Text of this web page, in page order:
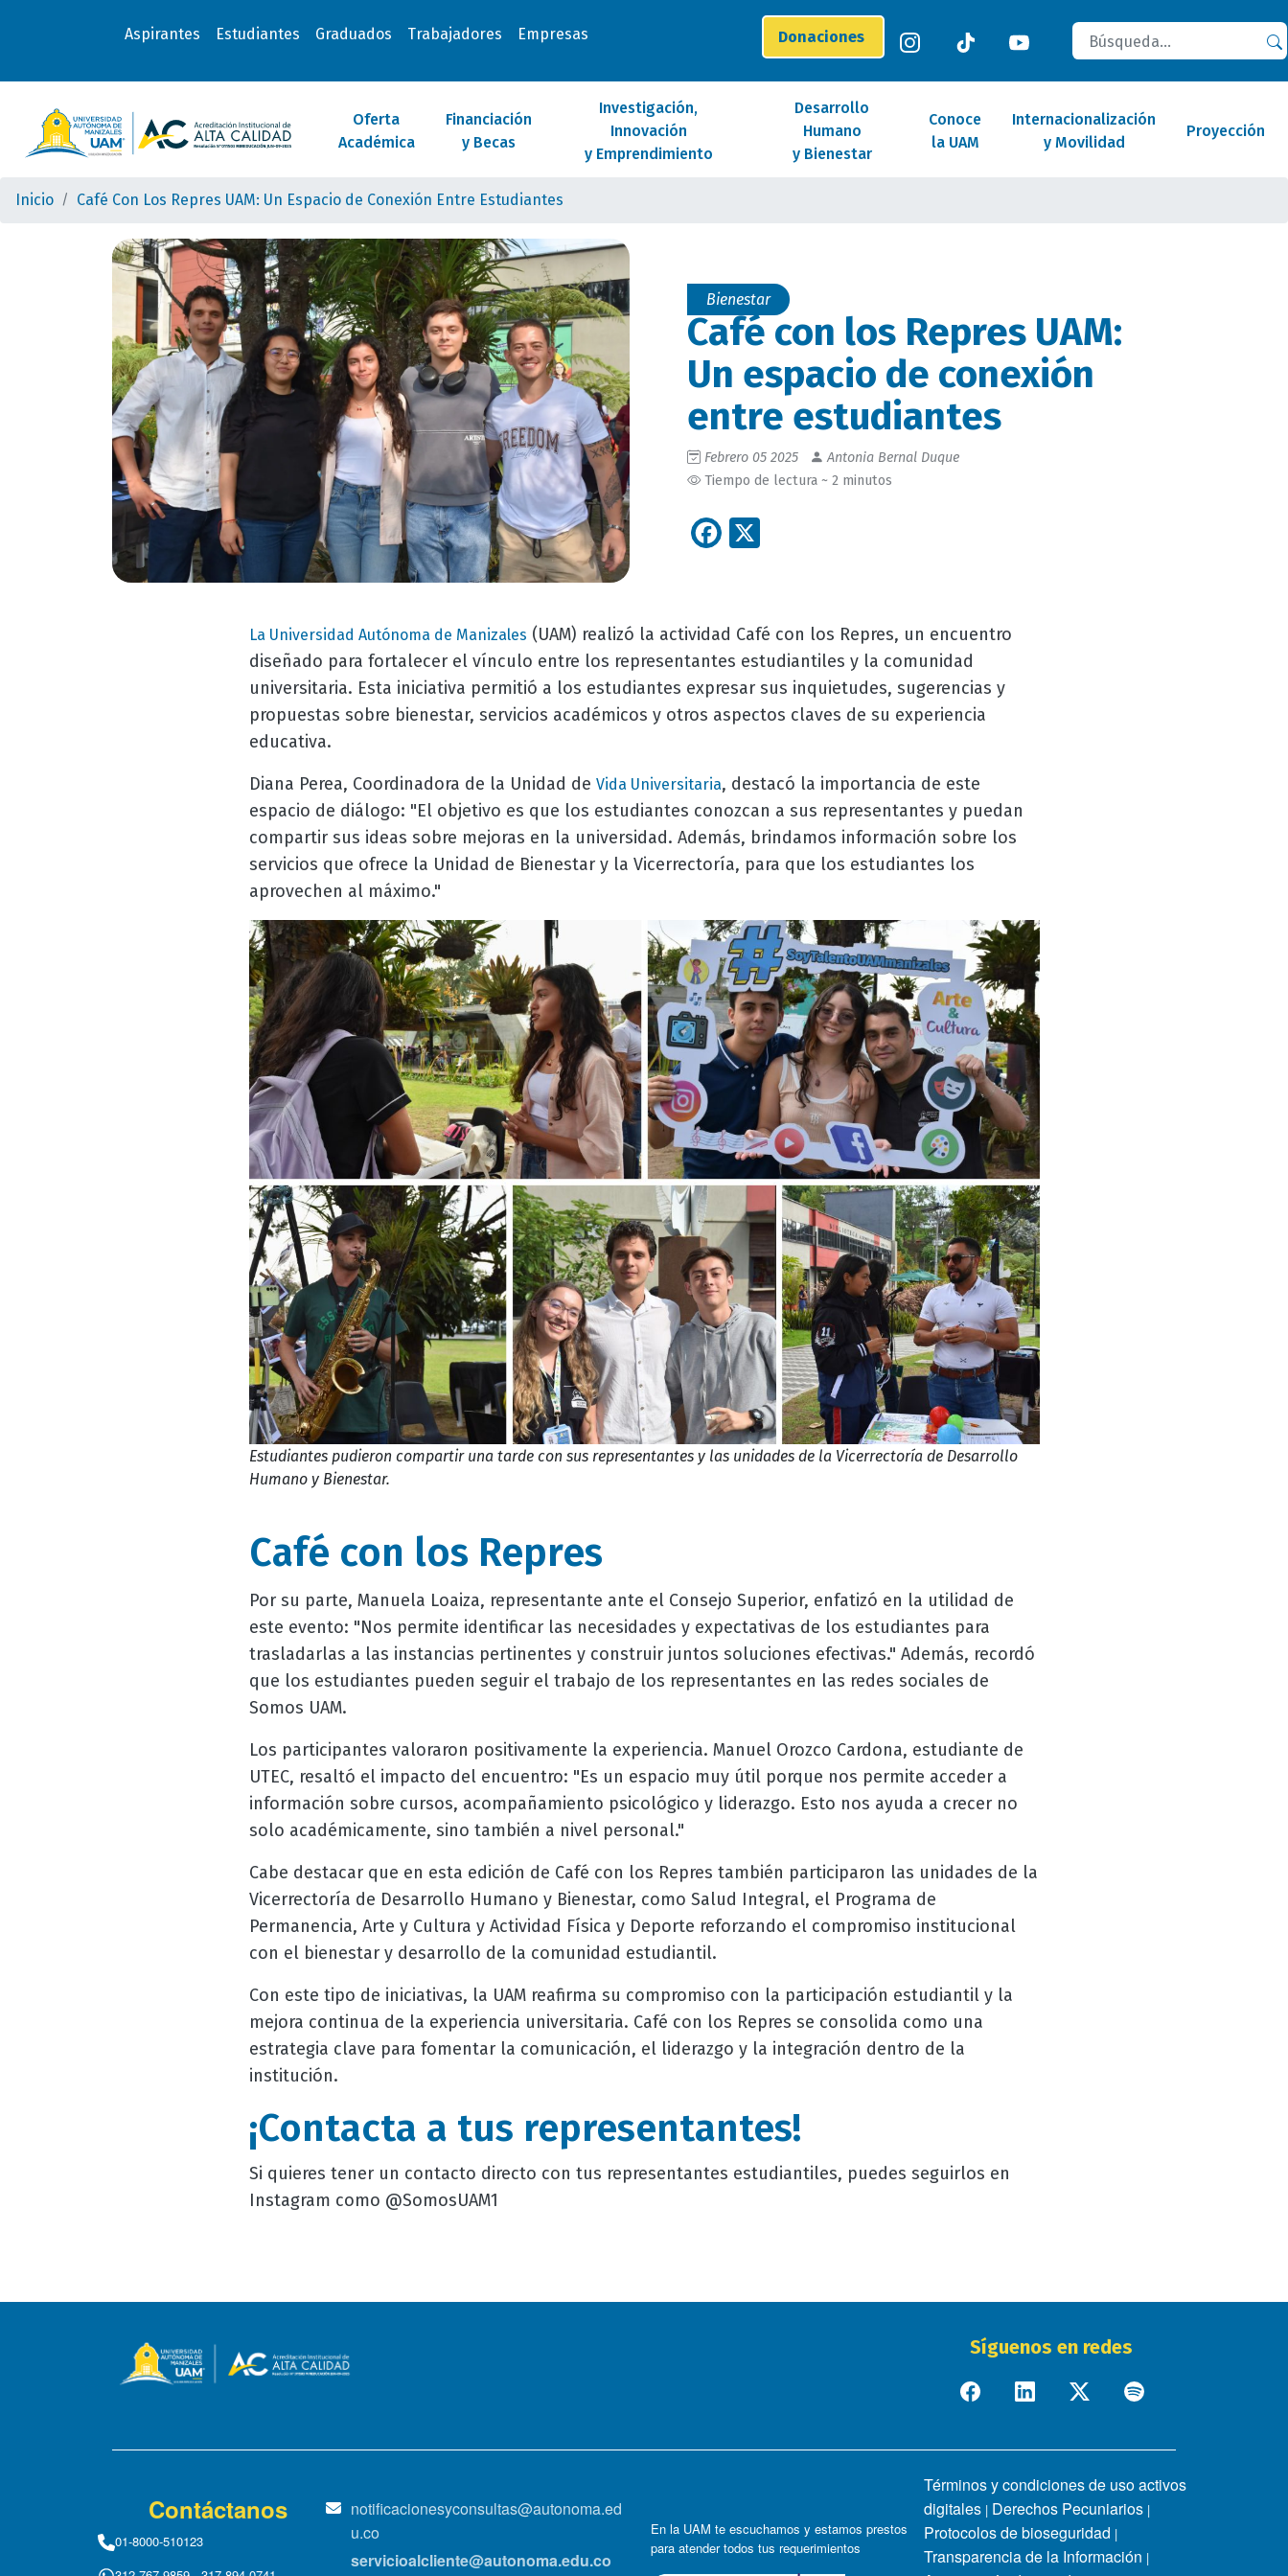
Aspirantes Estudiantes Graduados Trabajadores Empresas Donaciones
Buscar
Oferta
Académica
Financiación
y Becas
Investigación,
Innovación
y Emprendimiento
Desarrollo
Humano
y Bienestar
Conoce
la UAM
Internacionalización
y Movilidad
Proyección
Inicio Café Con Los Repres UAM: Un Espacio de Conexión Entre Estudiantes
Bienestar
Café con los Repres UAM:
Un espacio de conexión
entre estudiantes
Febrero 05 2025
Antonia Bernal Duque
Tiempo de lectura ~ 2 minutos
Facebook
La Universidad Autónoma de Manizales (UAM) realizó la actividad Café con los Repres, un encuentro
diseñado para fortalecer el vínculo entre los representantes estudiantiles y la comunidad
universitaria. Esta iniciativa permitió a los estudiantes expresar sus inquietudes, sugerencias y
propuestas sobre bienestar, servicios académicos y otros aspectos claves de su experiencia
educativa.
Diana Perea, Coordinadora de la Unidad de Vida Universitaria, destacó la importancia de este
espacio de diálogo: "El objetivo es que los estudiantes conozcan a sus representantes y puedan
compartir sus ideas sobre mejoras en la universidad. Además, brindamos información sobre los
servicios que ofrece la Unidad de Bienestar y la Vicerrectoría, para que los estudiantes los
aprovechen al máximo."
Estudiantes pudieron compartir una tarde con sus representantes y las unidades de la Vicerrectoría de Desarrollo
Humano y Bienestar.
Café con los Repres
Por su parte, Manuela Loaiza, representante ante el Consejo Superior, enfatizó en la utilidad de
este evento: "Nos permite identificar las necesidades y expectativas de los estudiantes para
trasladarlas a las instancias pertinentes y construir juntos soluciones efectivas." Además, recordó
que los estudiantes pueden seguir el trabajo de los representantes en las redes sociales de
Somos UAM.
Los participantes valoraron positivamente la experiencia. Manuel Orozco Cardona, estudiante de
UTEC, resaltó el impacto del encuentro: "Es un espacio muy útil porque nos permite acceder a
información sobre cursos, acompañamiento psicológico y liderazgo. Esto nos ayuda a crecer no
solo académicamente, sino también a nivel personal."
Cabe destacar que en esta edición de Café con los Repres también participaron las unidades de la
Vicerrectoría de Desarrollo Humano y Bienestar, como Salud Integral, el Programa de
Permanencia, Arte y Cultura y Actividad Física y Deporte reforzando el compromiso institucional
con el bienestar y desarrollo de la comunidad estudiantil.
Con este tipo de iniciativas, la UAM reafirma su compromiso con la participación estudiantil y la
mejora continua de la experiencia universitaria. Café con los Repres se consolida como una
estrategia clave para fomentar la comunicación, el liderazgo y la integración dentro de la
institución.
¡Contacta a tus representantes!
Si quieres tener un contacto directo con tus representantes estudiantiles, puedes seguirlos en
Instagram como @SomosUAM1
Síguenos en redes
Contáctanos
01-8000-510123
notificacionesyconsultas@autonoma.ed
u.co
servicioalcliente@autonoma.edu.co
En la UAM te escuchamos y estamos prestos
para atender todos tus requerimientos
Términos y condiciones de uso activos
digitales | Derechos Pecuniarios |
Protocolos de bioseguridad |
Transparencia de la Información |